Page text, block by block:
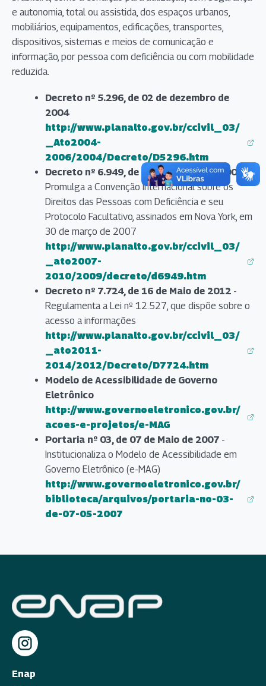
e autonomia, total ou assistida, dos espaços urbanos,
mobiliários, equipamentos, edificações, transportes,
dispositivos, sistemas e meios de comunicação e
informação, por pessoa com deficiência ou com mobilidade
reduzida.
Decreto nº 5.296, de 02 de dezembro de
2004
http://www.planalto.gov.br/ccivil_03/
_Ato2004-
2006/2004/Decreto/D5296.htm
(abre em nova aba)
Decreto nº 6.949, de 25 de agosto de 2009-
Promulga a Convenção Internacional sobre os
Direitos das Pessoas com Deficiência e seu
Protocolo Facultativo, assinados em Nova York, em
30 de março de 2007
http://www.planalto.gov.br/ccivil_03/
_ato2007-
2010/2009/decreto/d6949.htm
(abre em nova aba)
Decreto nº 7.724, de 16 de Maio de 2012 -
Regulamenta a Lei nº 12.527, que dispõe sobre o
acesso a informações
http://www.planalto.gov.br/ccivil_03/
_ato2011-
2014/2012/Decreto/D7724.htm
(abre em nova aba)
Modelo de Acessibilidade de Governo
Eletrônico
http://www.governoeletronico.gov.br/
acoes-e-projetos/e-MAG
(abre em nova aba)
Portaria nº 03, de 07 de Maio de 2007 -
Institucionaliza o Modelo de Acessibilidade em
Governo Eletrônico (e-MAG)
http://www.governoeletronico.gov.br/
biblioteca/arquivos/portaria-no-03-
de-07-05-2007
(abre em nova aba)
Enap